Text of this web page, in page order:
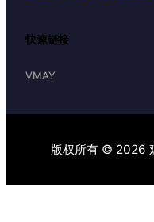
快速链接
VMAY
版权所有 © 2026